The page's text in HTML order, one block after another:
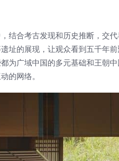
结合考古发现和历史推断，交
址的展现，让观众看到五千年
为广域中国的多元基础和王朝
的网络。